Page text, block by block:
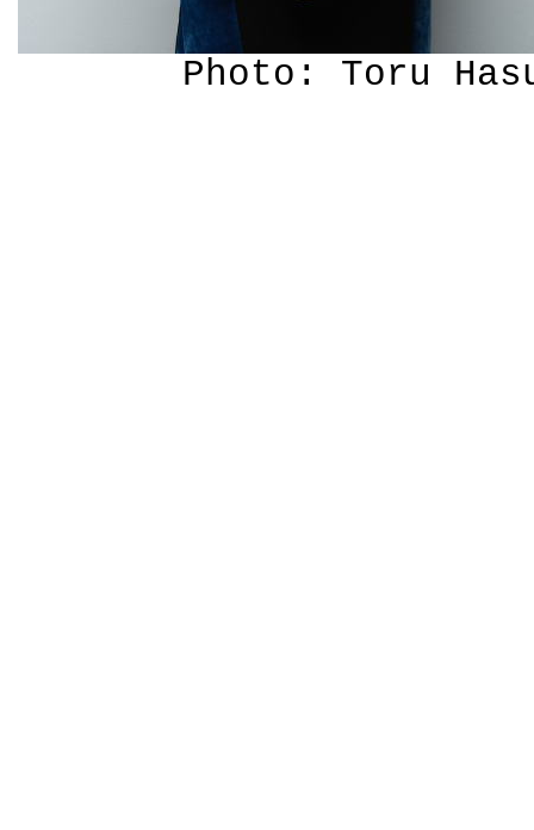
Photo: Toru